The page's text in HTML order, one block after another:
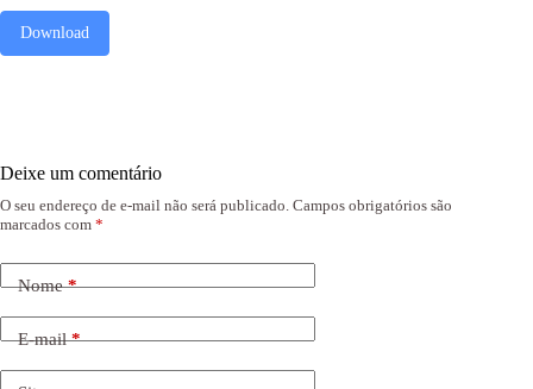
Download
Deixe um comentário
O seu endereço de e-mail não será publicado. Campos obrigatórios são
marcados com *
Nome*
E-mail*